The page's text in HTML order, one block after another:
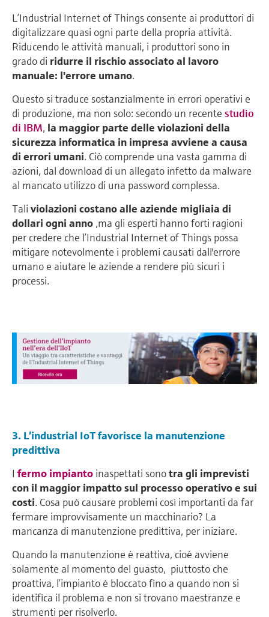
L’Industrial Internet of Things consente ai produttori di
digitalizzare quasi ogni parte della propria attività.
Riducendo le attività manuali, i produttori sono in
grado di ridurre il rischio associato al lavoro
manuale: l'errore umano.
Questo si traduce sostanzialmente in errori operativi e
di produzione, ma non solo: secondo un recente studio
di IBM, la maggior parte delle violazioni della
sicurezza informatica in impresa avviene a causa
di errori umani. Ciò comprende una vasta gamma di
azioni, dal download di un allegato infetto da malware
al mancato utilizzo di una password complessa.
Tali violazioni costano alle aziende migliaia di
dollari ogni anno ,ma gli esperti hanno forti ragioni
per credere che l’Industrial Internet of Things possa
mitigare notevolmente i problemi causati dall'errore
umano e aiutare le aziende a rendere più sicuri i
processi.
3. L’industrial IoT favorisce la manutenzione
predittiva
I fermo impianto inaspettati sonotra gli imprevisti
con il maggior impatto sul processo operativo e sui
costi. Cosa può causare problemi così importanti da far
fermare improvvisamente un macchinario? La
mancanza di manutenzione predittiva, per iniziare.
Quando la manutenzione è reattiva, cioè avviene
solamente al momento del guasto, piuttosto che
proattiva, l’impianto è bloccato fino a quando non si
identifica il problema e non si trovano maestranze e
strumenti per risolverlo.